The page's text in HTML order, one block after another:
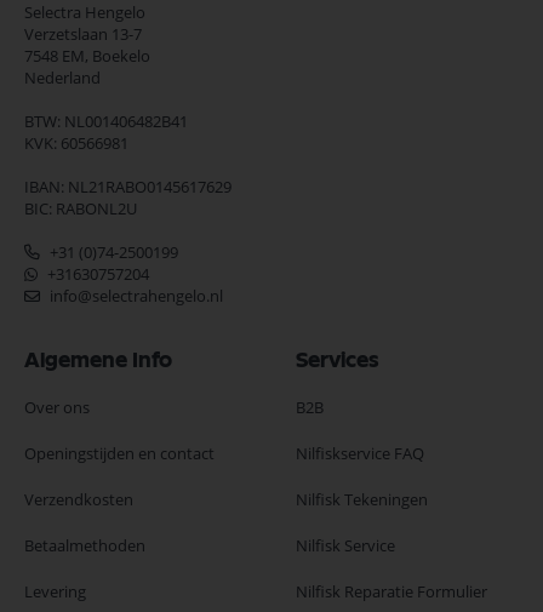
Selectra Hengelo
Verzetslaan 13-7
7548 EM, Boekelo
Nederland
BTW: NL001406482B41
KVK: 60566981
IBAN: NL21RABO0145617629
BIC: RABONL2U
+31 (0)74-2500199
+31630757204
info@selectrahengelo.nl
Algemene Info
Over ons
Openingstijden en contact
Verzendkosten
Betaalmethoden
Levering
Services
B2B
Nilfiskservice FAQ
Nilfisk Tekeningen
Nilfisk Service
Nilfisk Reparatie Formulier